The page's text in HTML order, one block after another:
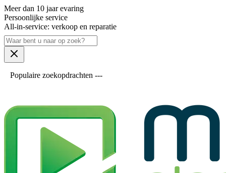
Meer dan 10 jaar evaring
Persoonlijke service
All-in-service: verkoop en reparatie
Populaire zoekopdrachten ---